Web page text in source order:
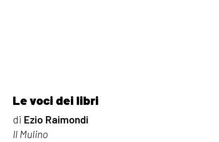
Le voci dei libri
di Ezio Raimondi
Il Mulino